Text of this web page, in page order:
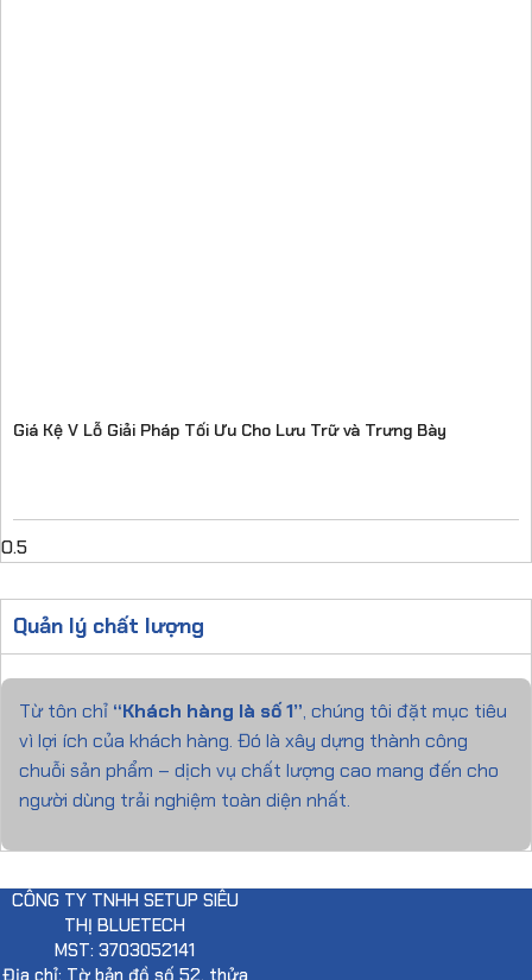
Giá Kệ V Lỗ Giải Pháp Tối Ưu Cho Lưu Trữ và Trưng Bày
Quản lý chất lượng
Từ tôn chỉ “Khách hàng là số 1”, chúng tôi đặt mục tiêu
vì lợi ích của khách hàng. Đó là xây dựng thành công
chuỗi sản phẩm – dịch vụ chất lượng cao mang đến cho
người dùng trải nghiệm toàn diện nhất.
CÔNG TY TNHH SETUP SIÊU
THỊ BLUETECH
MST: 3703052141
Địa chỉ: Tờ bản đồ số 52, thửa